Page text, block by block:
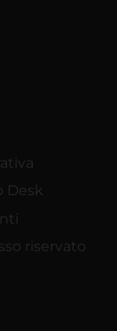
Desk
riservato